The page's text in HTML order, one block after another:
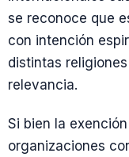
se reconoce que
con intención
distintas
relevancia.
Si bien la
organizaciones